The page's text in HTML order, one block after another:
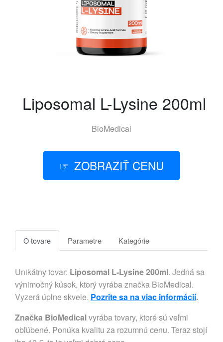
Liposomal L-Lysine 200ml
BioMedical
ZOBRAZIŤ CENU
O tovare Parametre Kategórie
Unikátny tovar: Liposomal L-Lysine 200ml. Jedná sa
výnimočný kúsok, ktorý vyrába značka BioMedical.
Vyzerá úplne skvele. Pozrite sa na viac informácií.
Značka BioMedicalvyrába tovary, ktoré sú veľmi
obľúbené. Ponúka kvalitu za rozumnú cenu. Teraz stojí